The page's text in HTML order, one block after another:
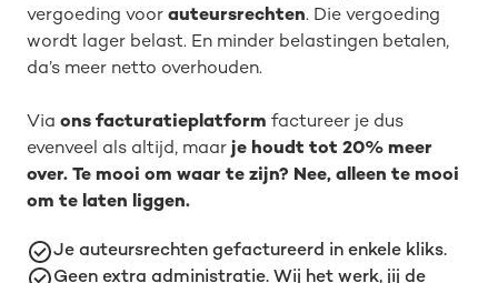
vergoeding voor auteursrechten. Die vergoeding
wordt lager belast. En minder belastingen betalen,
da’s meer netto overhouden.
Via ons facturatieplatform factureer je dus
evenveel als altijd, maar je houdt tot 20% meer
over. Te mooi om waar te zijn? Nee, alleen te mooi
om te laten liggen.
Je auteursrechten gefactureerd in enkele kliks.
Geen extra administratie. Wij het werk, jij de